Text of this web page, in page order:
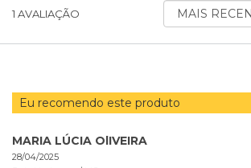
1 AVALIAÇÃO
ORDENAR
AVALIAÇÕES
Eu recomendo este produto
MARIA LÚCIA OlIVEIRA
28/04/2025